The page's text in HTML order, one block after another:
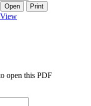
Open
Print
open this PDF